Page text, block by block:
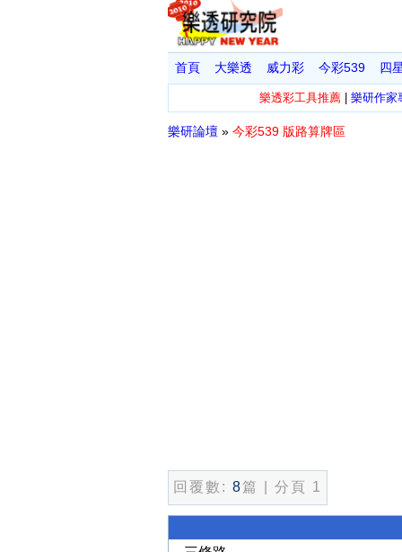
首頁 大樂透 威力彩 今彩539 四
樂透彩工具推薦| 樂研作家
樂研論壇 » 今彩539 版路算牌區
回覆數: 8篇 | 分頁 1